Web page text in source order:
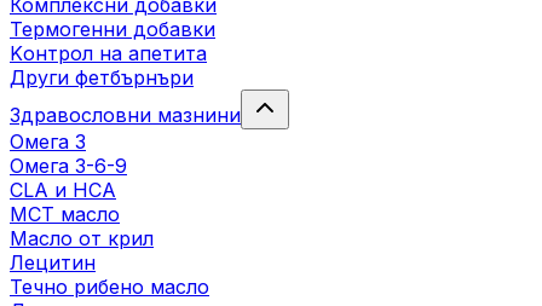
Комплексни добавки
Термогенни добавки
Kонтрол на апетита
Други фетбърнъри
Здравословни мазнини
Омега 3
Омега 3-6-9
CLA и HCA
МСТ масло
Масло от крил
Лецитин
Течно рибено масло